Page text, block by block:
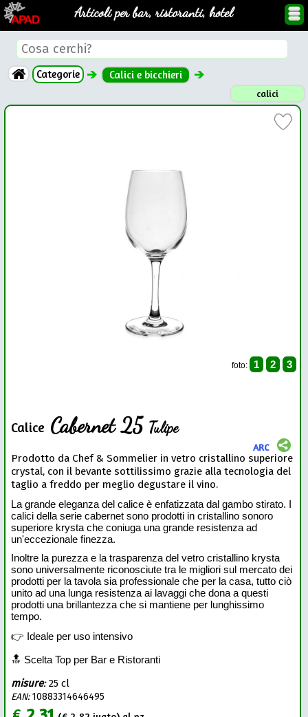
Articoli per bar, ristoranti, hotel
Categorie Calici e bicchieri
calici
foto: 1 2 3
Calice Cabernet 25 Tulipe
ARC
Prodotto da Chef & Sommelier in vetro cristallino superiore
crystal, con il bevante sottilissimo grazie alla tecnologia del
taglio a freddo per meglio degustare il vino.
La grande eleganza del calice è enfatizzata dal gambo stirato. I
calici della serie cabernet sono prodotti in cristallino sonoro
superiore krysta che coniuga una grande resistenza ad
un'eccezionale finezza.
Inoltre la purezza e la trasparenza del vetro cristallino krysta
sono universalmente riconosciute tra le migliori sul mercato dei
prodotti per la tavola sia professionale che per la casa, tutto ciò
unito ad una lunga resistenza ai lavaggi che dona a questi
prodotti una brillantezza che si mantiene per lunghissimo
tempo.
👉 Ideale per uso intensivo
🔝 Scelta Top per Bar e Ristoranti
misure:25 cl
EAN:10883314646495